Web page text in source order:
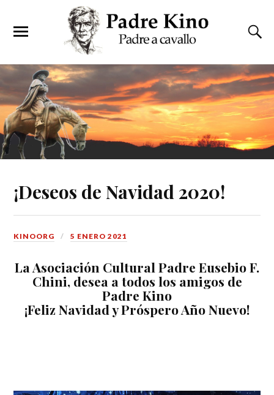
¡Deseos de Navidad 2020!
KINOORG 5 ENERO 2021
La Asociación Cultural Padre Eusebio F.
Chini, desea a todos los amigos de
Padre Kino
¡Feliz Navidad y Próspero Año Nuevo!